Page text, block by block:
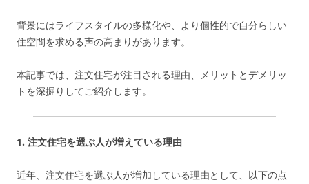
背景にはライフスタイルの多様化や、より個性的で自分らしい
住空間を求める声の高まりがあります。
本記事では、注文住宅が注目される理由、メリットとデメリッ
トを深掘りしてご紹介します。
1. 注文住宅を選ぶ人が増えている理由
近年、注文住宅を選ぶ人が増加している理由として、以下の点